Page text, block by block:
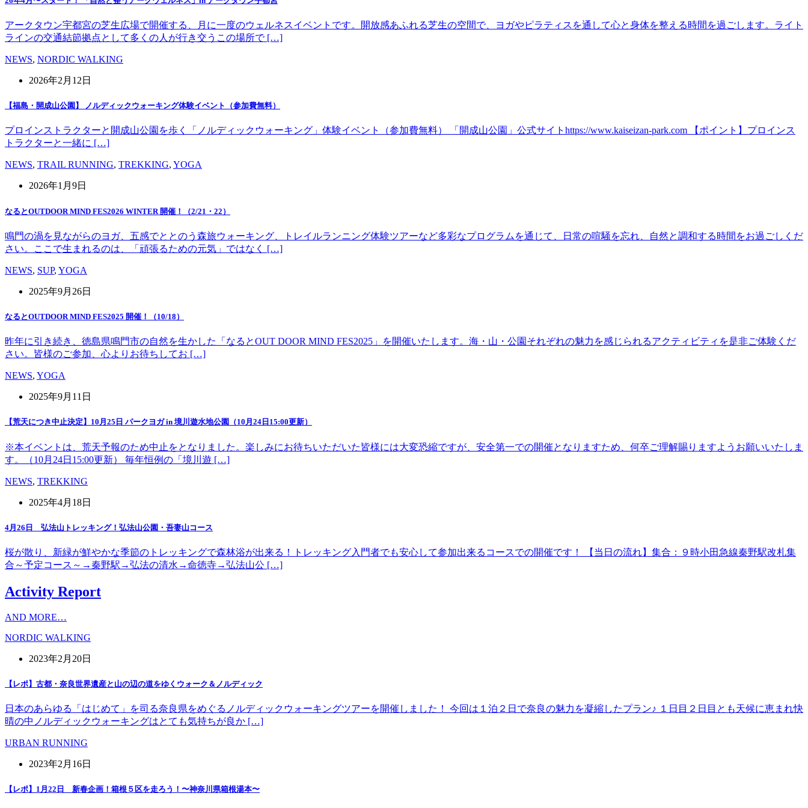
アークタウン宇都宮の芝生広場で開催する、月に一度のウェルネスイベントです。開放感あふれる芝生の空間で、ヨガやピラティスを通して心と身体を整える時間を過ごします。ライト
ラインの交通結節拠点として多くの人が行き交うこの場所で […]
NEWS, NORDIC WALKING
2026年2月12日
【福島・開成山公園】 ノルディックウォーキング体験イベント（参加費無料）
プロインストラクターと開成山公園を歩く「ノルディックウォーキング」体験イベント（参加費無料） 「開成山公園」公式サイトhttps://www.kaiseizan-park.com 【ポイント】プロインス
トラクターと一緒に […]
NEWS, TRAIL RUNNING, TREKKING, YOGA
2026年1月9日
なるとOUTDOOR MIND FES2026 WINTER 開催！（2/21・22）
鳴門の渦を見ながらのヨガ、五感でととのう森旅ウォーキング、トレイルランニング体験ツアーなど多彩なプログラムを通じて、日常の喧騒を忘れ、自然と調和する時間をお過ごしくだ
さい。ここで生まれるのは、「頑張るための元気」ではなく […]
NEWS, SUP, YOGA
2025年9月26日
なるとOUTDOOR MIND FES2025 開催！（10/18）
昨年に引き続き、徳島県鳴門市の自然を生かした「なるとOUT DOOR MIND FES2025」を開催いたします。海・山・公園それぞれの魅力を感じられるアクティビティを是非ご体験くだ
さい。皆様のご参加、心よりお待ちしてお […]
NEWS, YOGA
2025年9月11日
【荒天につき中止決定】10月25日 パークヨガ in 境川遊水地公園（10月24日15:00更新）
※本イベントは、荒天予報のため中止をとなりました。楽しみにお待ちいただいた皆様には大変恐縮ですが、安全第一での開催となりますため、何卒ご理解賜りますようお願いいたしま
す。（10月24日15:00更新） 毎年恒例の「境川遊 […]
NEWS, TREKKING
2025年4月18日
4月26日 弘法山トレッキング！弘法山公園・吾妻山コース
桜が散り、新緑が鮮やかな季節のトレッキングで森林浴が出来る！トレッキング入門者でも安心して参加出来るコースでの開催です！ 【当日の流れ】集合：９時小田急線秦野駅改札集
合～予定コース～→秦野駅→弘法の清水→命徳寺→弘法山公 […]
Activity Report
AND MORE…
NORDIC WALKING
2023年2月20日
【レポ】古都・奈良世界遺産と山の辺の道をゆくウォーク＆ノルディック
日本のあらゆる「はじめて」を司る奈良県をめぐるノルディックウォーキングツアーを開催しました！ 今回は１泊２日で奈良の魅力を凝縮したプラン♪ １日目２日目とも天候に恵まれ快
晴の中ノルディックウォーキングはとても気持ちが良か […]
URBAN RUNNING
2023年2月16日
【レポ】1月22日 新春企画！箱根５区を走ろう！〜神奈川県箱根湯本〜